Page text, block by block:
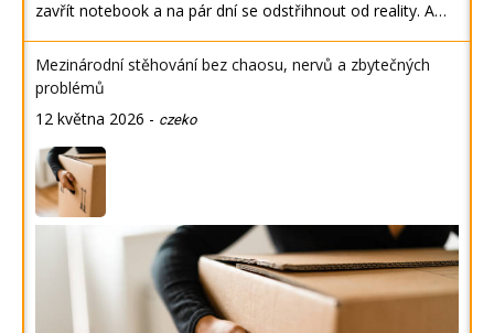
zavřít notebook a na pár dní se odstřihnout od reality. A…
Mezinárodní stěhování bez chaosu, nervů a zbytečných
problémů
12 května 2026 - czeko